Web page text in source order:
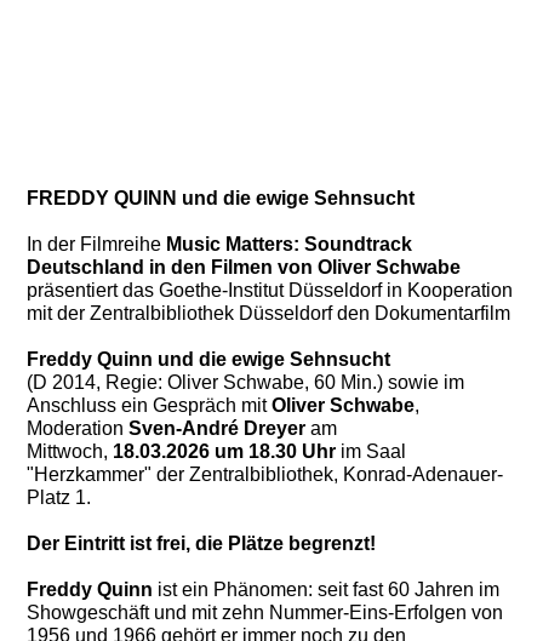
FREDDY QUINN und die ewige Sehnsucht
In der Filmreihe Music Matters: Soundtrack
Deutschland in den Filmen von Oliver Schwabe
präsentiert das Goethe-Institut Düsseldorf in Kooperation
mit der Zentralbibliothek Düsseldorf den Dokumentarfilm
Freddy Quinn und die ewige Sehnsucht
(D 2014, Regie: Oliver Schwabe, 60 Min.) sowie im
Anschluss ein Gespräch mitOliver Schwabe,
Moderation Sven-André Dreyer am
Mittwoch, 18.03.2026 um 18.30 Uhr im Saal
"Herzkammer" der Zentralbibliothek, Konrad-Adenauer-
Platz 1.
Der Eintritt ist frei, die Plätze begrenzt!
Freddy Quinn ist ein Phänomen: seit fast 60 Jahren im
Showgeschäft und mit zehn Nummer-Eins-Erfolgen von
1956 und 1966 gehört er immer noch zu den